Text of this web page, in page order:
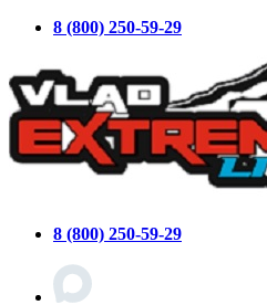
8 (800) 250-59-29
8 (800) 250-59-29